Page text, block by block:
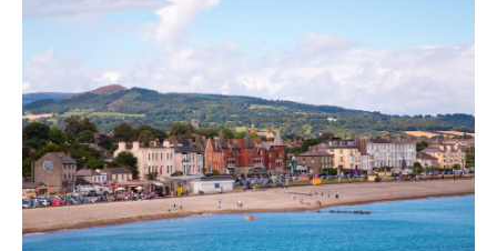
Irlanda
Blog dedicado a los que viven, estudian y trabajan en
Irlanda!